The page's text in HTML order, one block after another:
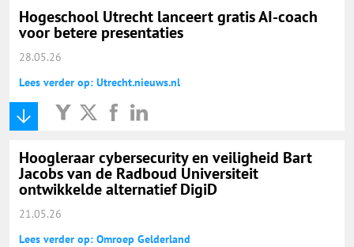
Hogeschool Utrecht lanceert gratis AI-coach
voor betere presentaties
28.05.26
Lees verder op: Utrecht.nieuws.nl
Hoogleraar cybersecurity en veiligheid Bart
Jacobs van de Radboud Universiteit
ontwikkelde alternatief DigiD
21.05.26
Lees verder op: Omroep Gelderland